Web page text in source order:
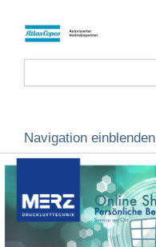
Navigation einblenden